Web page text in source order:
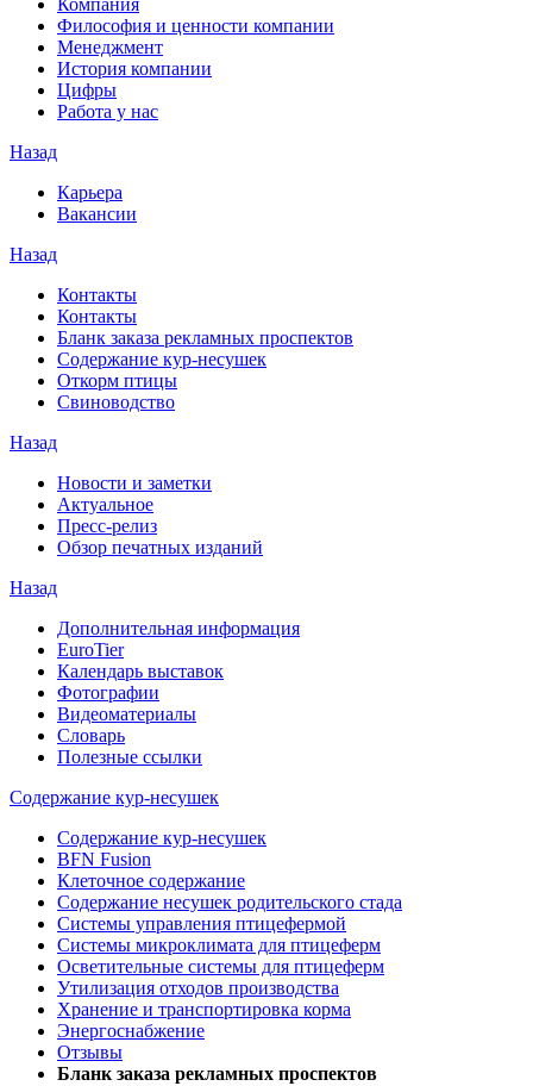
Компания
Философия и ценности компании
Менеджмент
История компании
Цифры
Работа у нас
Назад
Карьера
Вакансии
Назад
Контакты
Контакты
Бланк заказа рекламных проспектов
Содержание кур-несушек
Откорм птицы
Свиноводство
Назад
Новости и заметки
Актуальное
Пресс-релиз
Обзор печатных изданий
Назад
Дополнительная информация
EuroTier
Календарь выставок
Фотографии
Видеоматериалы
Словарь
Полезные ссылки
Содержание кур-несушек
Содержание кур-несушек
BFN Fusion
Клеточное содержание
Содержание несушек родительского стада
Системы управления птицефермой
Системы микроклимата для птицеферм
Осветительные системы для птицеферм
Утилизация отходов производства
Хранение и транспортировка корма
Энергоснабжение
Отзывы
Бланк заказа рекламных проспектов